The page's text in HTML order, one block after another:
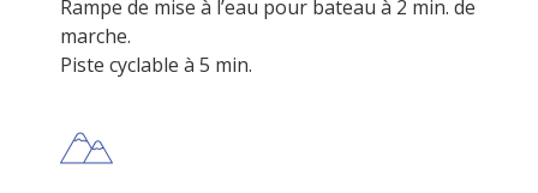
Rampe de mise à l’eau pour bateau à 2 min. de
marche.